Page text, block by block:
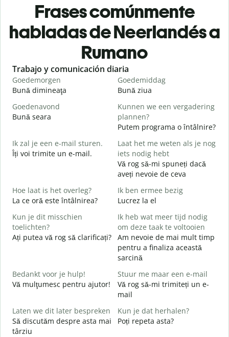
Frases comúnmente
habladas de Neerlandés a
Rumano
Slide 1 of 6
Trabajo y comunicación diaria
Goedemorgen
Bună dimineaţa
Goedemiddag
Bună ziua
Goedenavond
Bună seara
Kunnen we een vergadering
plannen?
Putem programa o întâlnire?
Ik zal je een e-mail sturen.
Îți voi trimite un e-mail.
Laat het me weten als je nog
iets nodig hebt
Vă rog să-mi spuneți dacă
aveți nevoie de ceva
Hoe laat is het overleg?
La ce oră este întâlnirea?
Ik ben ermee bezig
Lucrez la el
Kun je dit misschien
toelichten?
Ați putea vă rog să clarificați?
Ik heb wat meer tijd nodig
om deze taak te voltooien
Am nevoie de mai mult timp
pentru a finaliza această
sarcină
Bedankt voor je hulp!
Vă mulţumesc pentru ajutor!
Stuur me maar een e-mail
Vă rog să-mi trimiteți un e-
mail
Laten we dit later bespreken
Să discutăm despre asta mai
târziu
Kun je dat herhalen?
Poți repeta asta?